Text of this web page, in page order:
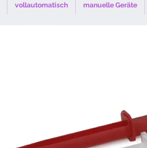
vollautomatisch manuelle Geräte